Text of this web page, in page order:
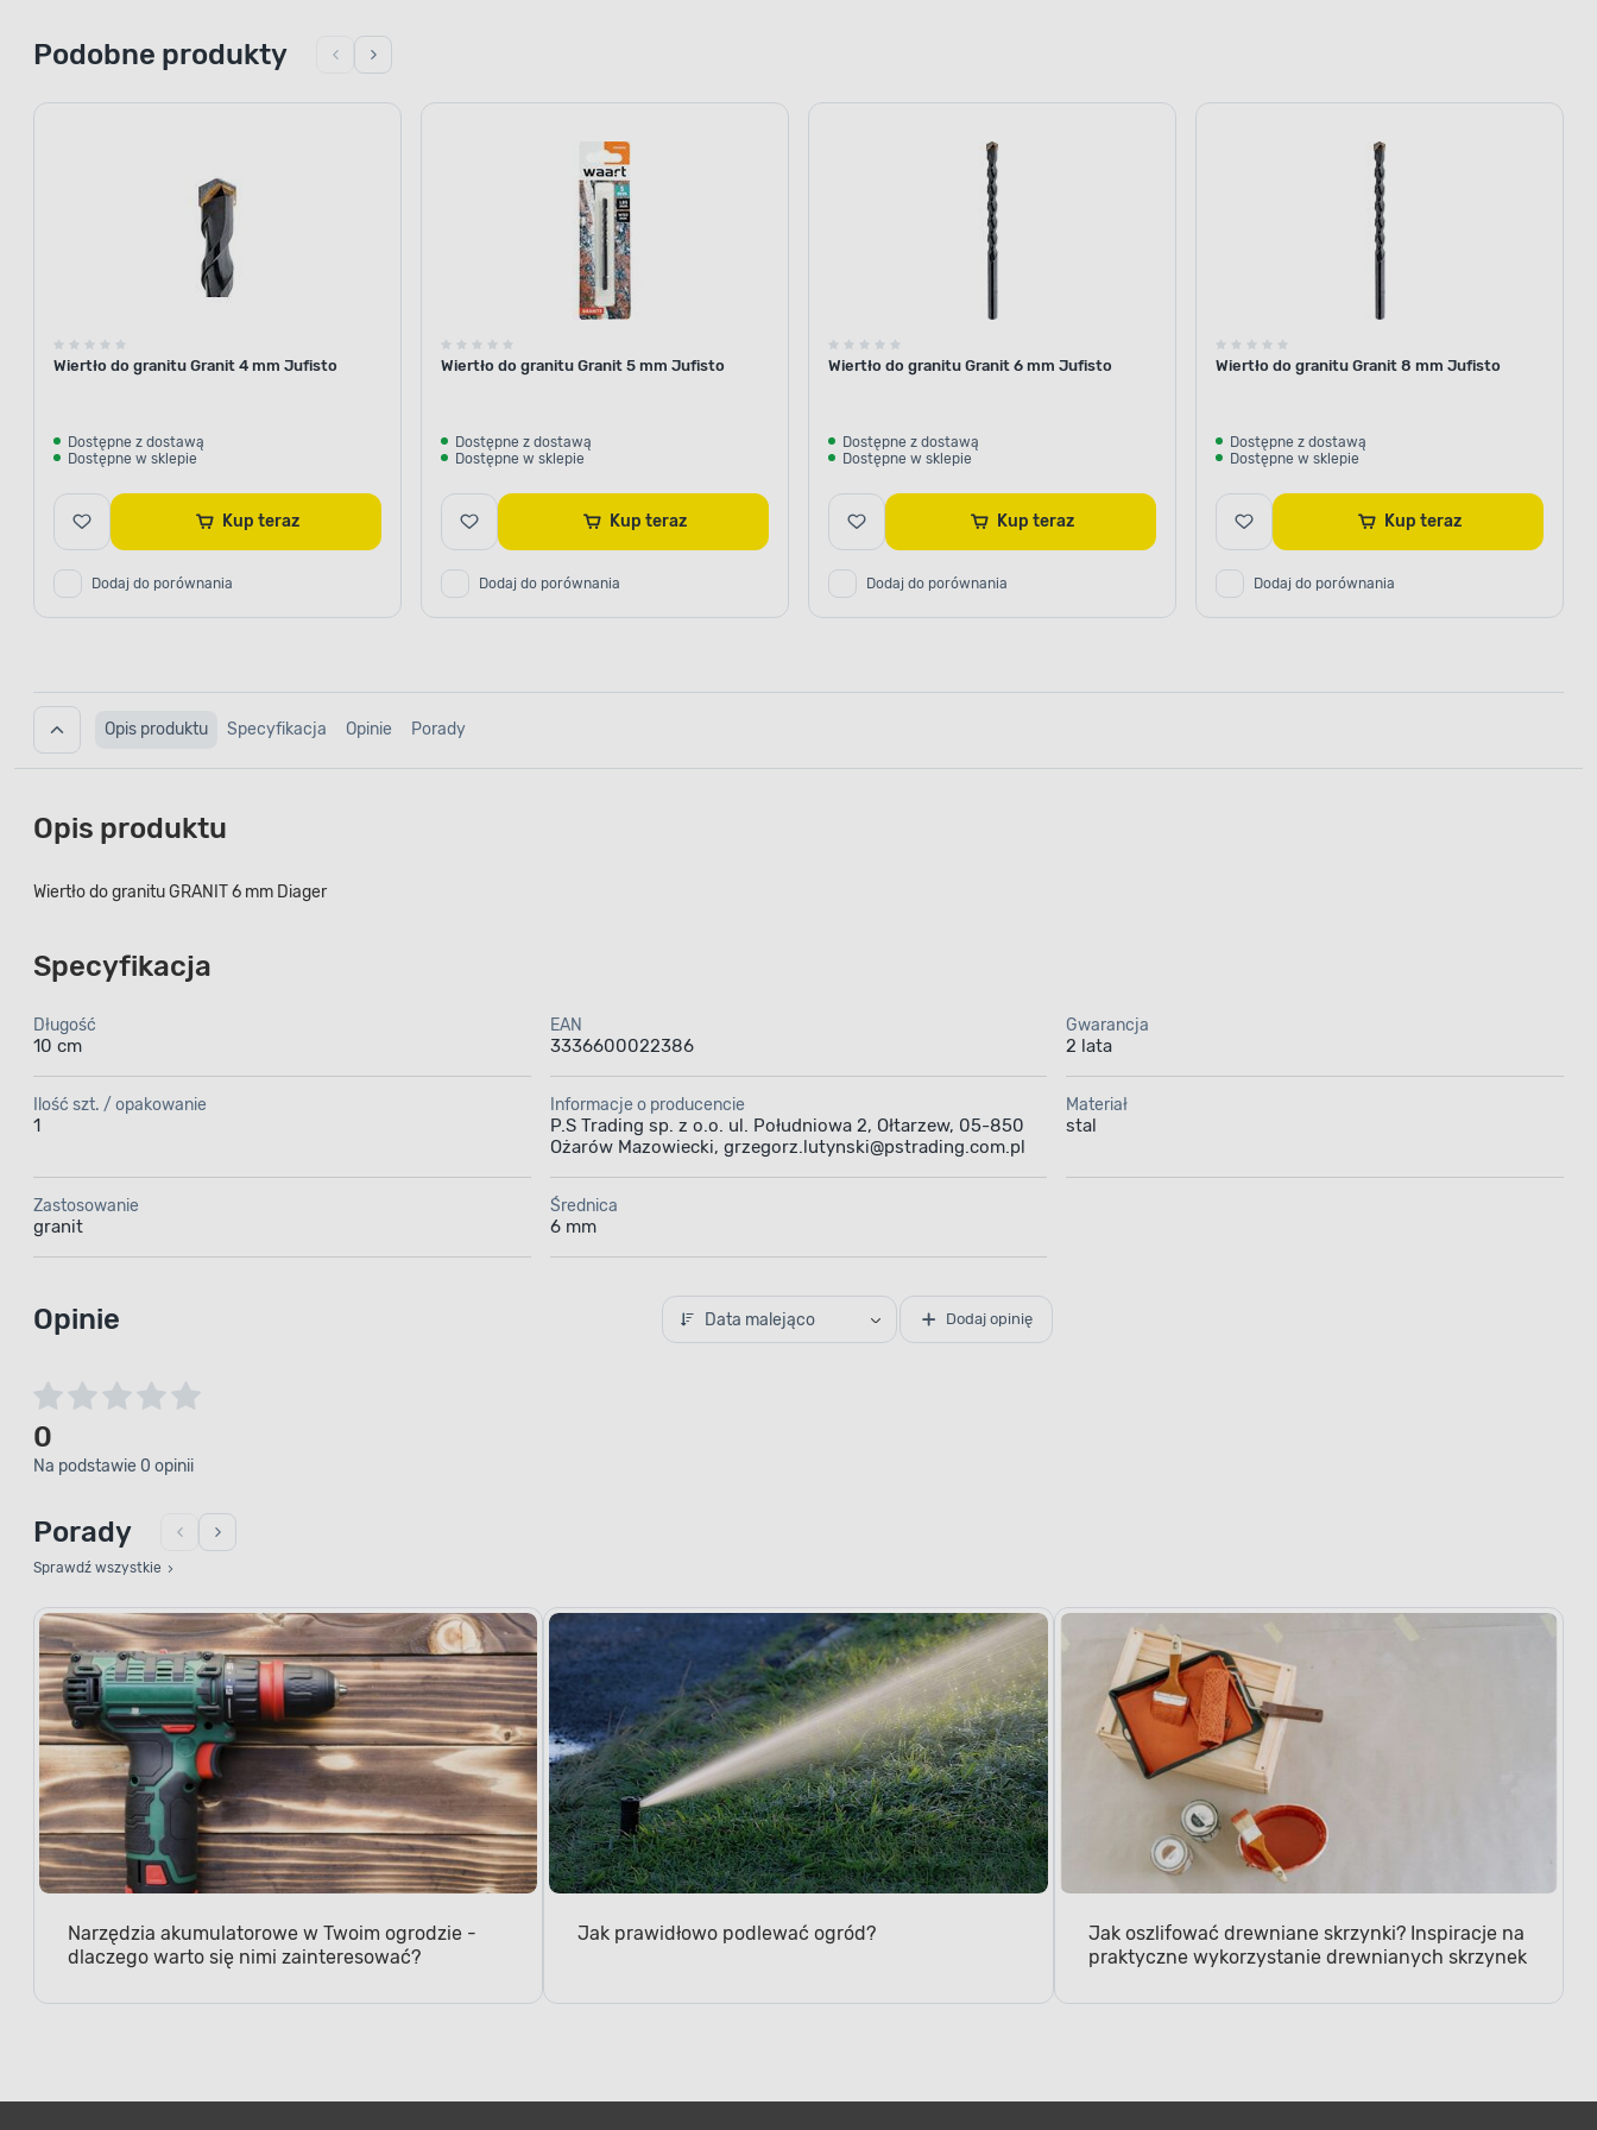
Podobne produkty
Wiertło do granitu Granit 4 mm Jufisto
Dostępne z dostawą
Dostępne w sklepie
Kup teraz
Dodaj do porównania
Wiertło do granitu Granit 5 mm Jufisto
Dostępne z dostawą
Dostępne w sklepie
Kup teraz
Dodaj do porównania
Wiertło do granitu Granit 6 mm Jufisto
Dostępne z dostawą
Dostępne w sklepie
Kup teraz
Dodaj do porównania
Wiertło do granitu Granit 8 mm Jufisto
Dostępne z dostawą
Dostępne w sklepie
Kup teraz
Dodaj do porównania
Opis produktu Specyfikacja Opinie Porady
Opis produktu
Wiertło do granitu GRANIT 6 mm Diager
Specyfikacja
Długość
10 cm
EAN
3336600022386
Gwarancja
2 lata
Ilość szt. / opakowanie
1
Informacje o producencie
P.S Trading sp. z o.o. ul. Południowa 2, Ołtarzew, 05-850
Ożarów Mazowiecki, grzegorz.lutynski@pstrading.com.pl
Materiał
stal
Zastosowanie
granit
Średnica
6 mm
Opinie Data malejąco Dodaj opinię
0
Na podstawie 0 opinii
Porady
Sprawdź wszystkie
Narzędzia akumulatorowe w Twoim ogrodzie -
dlaczego warto się nimi zainteresować?
Jak prawidłowo podlewać ogród?
Jak oszlifować drewniane skrzynki? Inspiracje na
praktyczne wykorzystanie drewnianych skrzynek